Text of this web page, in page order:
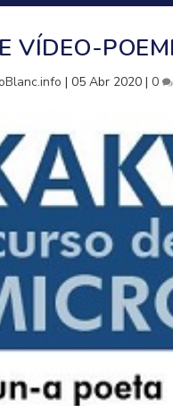
VÍDEO-
|05 Abr 2020 |0